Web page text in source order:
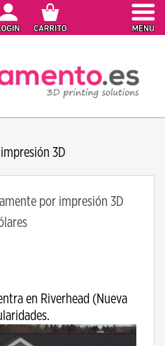
3D
por impresión 3D
en Riverhead (Nueva